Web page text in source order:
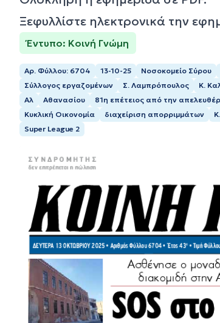
Ξεφυλλίστε ηλεκτρονικά την
Έντυπο: Κοινή Γνώμη
Αρ. Φύλλου: 6704 13-10-25 Νοσοκομείο Σύρου
Σύλλογος εργαζομένων
Σ. Λαμπρόπουλος Κ.
Αλ
Αθανασίου 81η επέτειος από την
Κυκλική Οικονομία
διαχείριση απορριμμάτων
Super League 2